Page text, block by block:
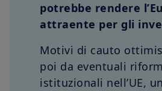
potrebbe rendere
attraente per gli
Motivi di cauto
poi da eventuali
istituzionali nell’UE,